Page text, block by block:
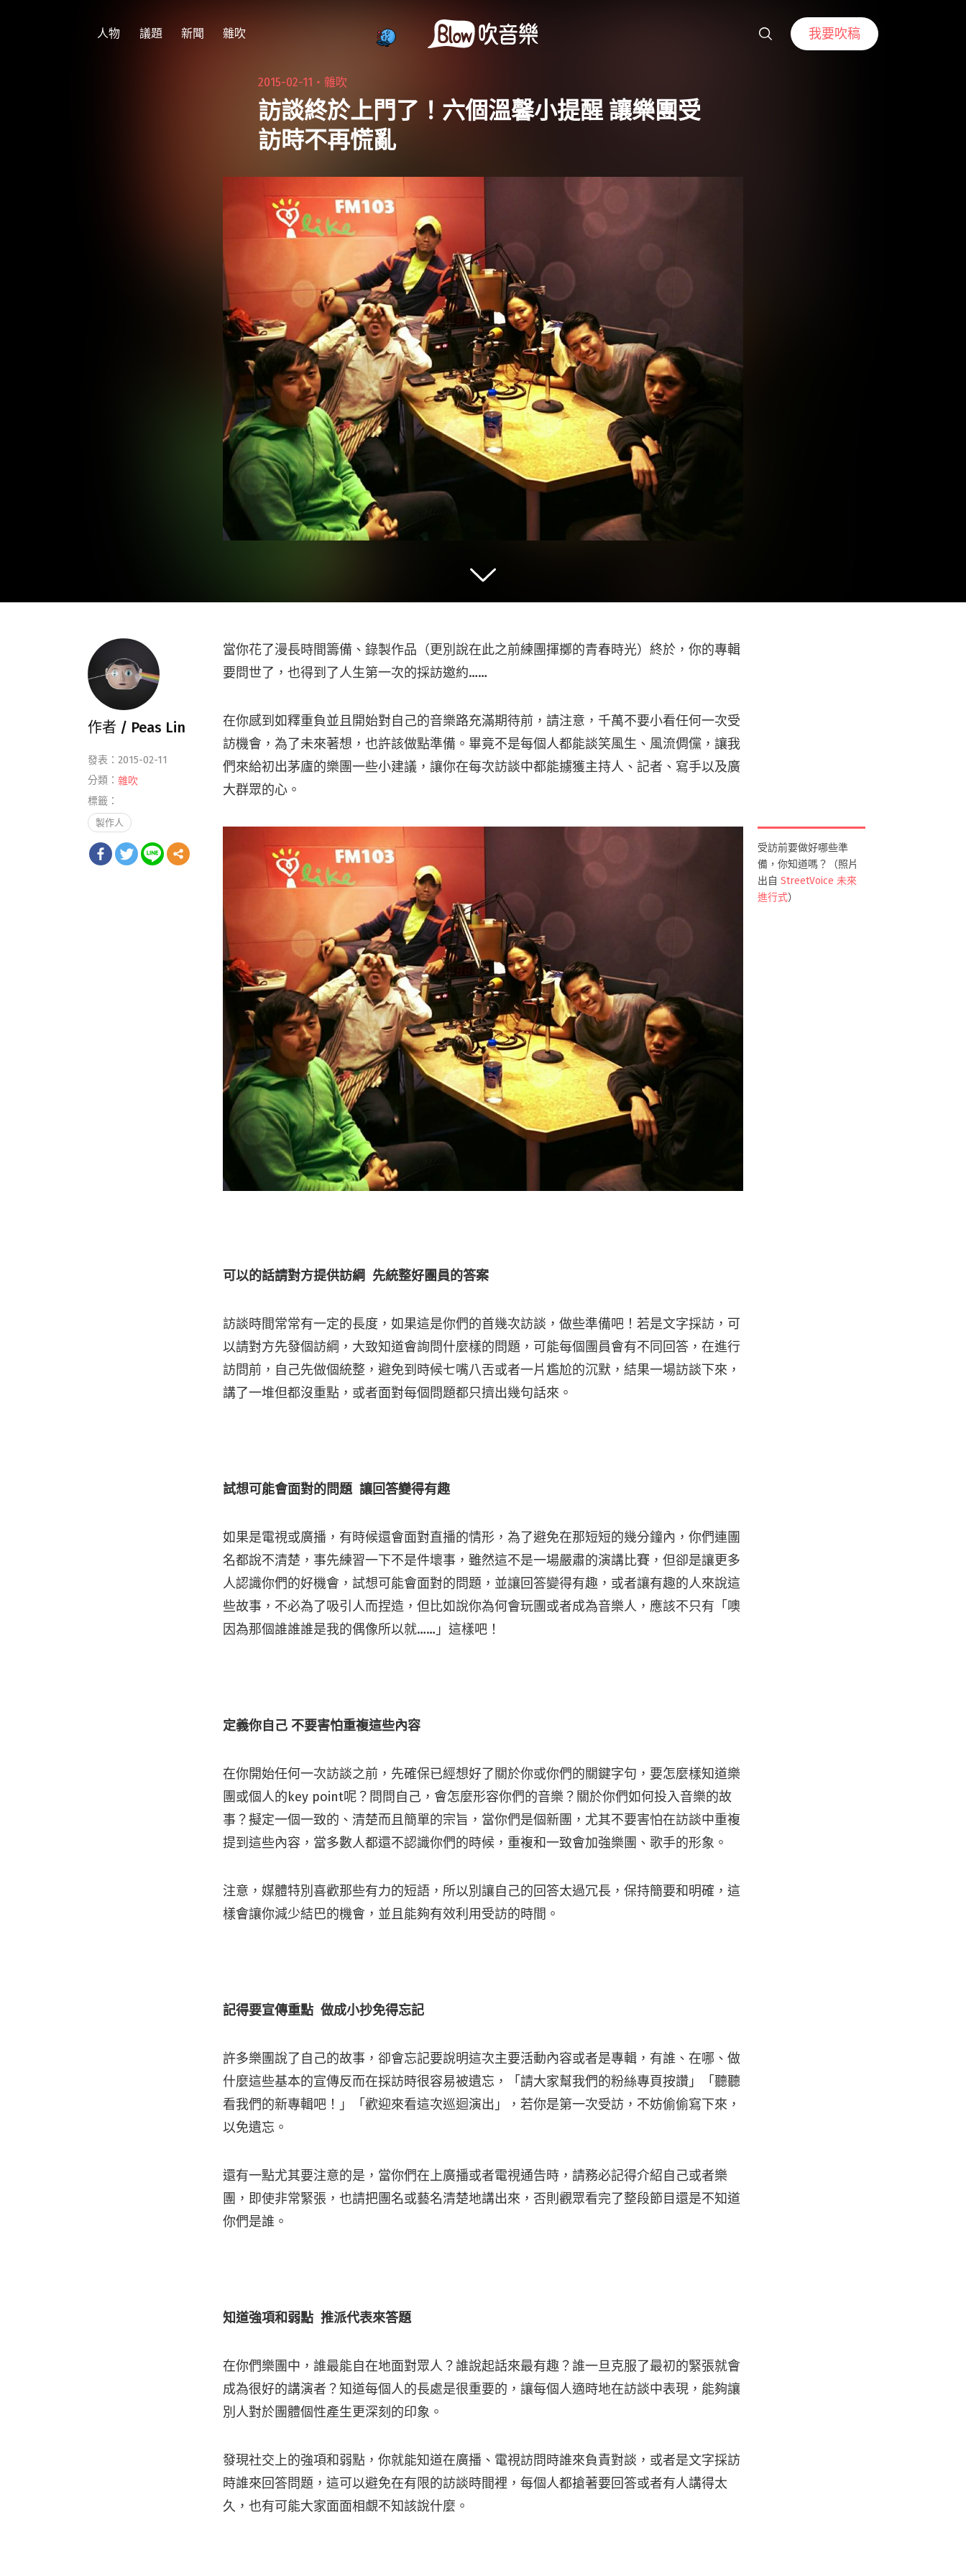
人物 議題 新聞 雜吹 我要吹稿
2015-02-11・雜吹
訪談終於上門了！六個溫馨小提醒 讓樂團受
訪時不再慌亂
當你花了漫長時間籌備、錄製作品（更別說在此之前練團揮擲的青春時光）終於，你的專輯
要問世了，也得到了人生第一次的採訪邀約……
在你感到如釋重負並且開始對自己的音樂路充滿期待前，請注意，千萬不要小看任何一次受
訪機會，為了未來著想，也許該做點準備。畢竟不是每個人都能談笑風生、風流倜儻，讓我
們來給初出茅廬的樂團一些小建議，讓你在每次訪談中都能擄獲主持人、記者、寫手以及廣
大群眾的心。
受訪前要做好哪些準
備，你知道嗎？（照片
出自 StreetVoice 未來
進行式）
可以的話請對方提供訪綱 先統整好團員的答案
訪談時間常常有一定的長度，如果這是你們的首幾次訪談，做些準備吧！若是文字採訪，可
以請對方先發個訪綱，大致知道會詢問什麼樣的問題，可能每個團員會有不同回答，在進行
訪問前，自己先做個統整，避免到時候七嘴八舌或者一片尷尬的沉默，結果一場訪談下來，
講了一堆但都沒重點，或者面對每個問題都只擠出幾句話來。
試想可能會面對的問題 讓回答變得有趣
如果是電視或廣播，有時候還會面對直播的情形，為了避免在那短短的幾分鐘內，你們連團
名都說不清楚，事先練習一下不是件壞事，雖然這不是一場嚴肅的演講比賽，但卻是讓更多
人認識你們的好機會，試想可能會面對的問題，並讓回答變得有趣，或者讓有趣的人來說這
些故事，不必為了吸引人而捏造，但比如說你為何會玩團或者成為音樂人，應該不只有「噢
因為那個誰誰誰是我的偶像所以就……」這樣吧！
定義你自己 不要害怕重複這些內容
在你開始任何一次訪談之前，先確保已經想好了關於你或你們的關鍵字句，要怎麼樣知道樂
團或個人的key point呢？問問自己，會怎麼形容你們的音樂？關於你們如何投入音樂的故
事？擬定一個一致的、清楚而且簡單的宗旨，當你們是個新團，尤其不要害怕在訪談中重複
提到這些內容，當多數人都還不認識你們的時候，重複和一致會加強樂團、歌手的形象。
注意，媒體特別喜歡那些有力的短語，所以別讓自己的回答太過冗長，保持簡要和明確，這
樣會讓你減少結巴的機會，並且能夠有效利用受訪的時間。
記得要宣傳重點 做成小抄免得忘記
許多樂團說了自己的故事，卻會忘記要說明這次主要活動內容或者是專輯，有誰、在哪、做
什麼這些基本的宣傳反而在採訪時很容易被遺忘，「請大家幫我們的粉絲專頁按讚」「聽聽
看我們的新專輯吧！」「歡迎來看這次巡迴演出」，若你是第一次受訪，不妨偷偷寫下來，
以免遺忘。
還有一點尤其要注意的是，當你們在上廣播或者電視通告時，請務必記得介紹自己或者樂
團，即使非常緊張，也請把團名或藝名清楚地講出來，否則觀眾看完了整段節目還是不知道
你們是誰。
知道強項和弱點 推派代表來答題
在你們樂團中，誰最能自在地面對眾人？誰說起話來最有趣？誰一旦克服了最初的緊張就會
成為很好的講演者？知道每個人的長處是很重要的，讓每個人適時地在訪談中表現，能夠讓
別人對於團體個性產生更深刻的印象。
發現社交上的強項和弱點，你就能知道在廣播、電視訪問時誰來負責對談，或者是文字採訪
時誰來回答問題，這可以避免在有限的訪談時間裡，每個人都搶著要回答或者有人講得太
久，也有可能大家面面相覷不知該說什麼。
作者 / Peas Lin
發表：2015-02-11
分類： 雜吹
標籤：
製作人